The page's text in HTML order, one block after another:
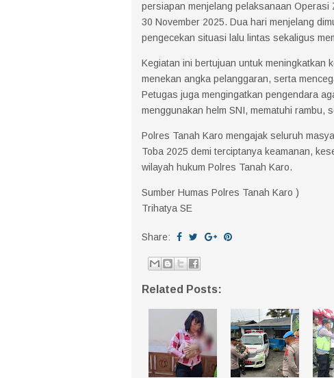
persiapan menjelang pelaksanaan
30 November 2025. Dua hari menjelang
pengecekan situasi lalu lintas sekaligus
Kegiatan ini bertujuan untuk meningkatkan
menekan angka pelanggaran, serta
Petugas juga mengingatkan pengendara
menggunakan helm SNI, mematuhi rambu,
Polres Tanah Karo mengajak seluruh
Toba 2025 demi terciptanya keamanan,
wilayah hukum Polres Tanah Karo.
Sumber Humas Polres Tanah
Trihatya SE
Share:
Related Posts: